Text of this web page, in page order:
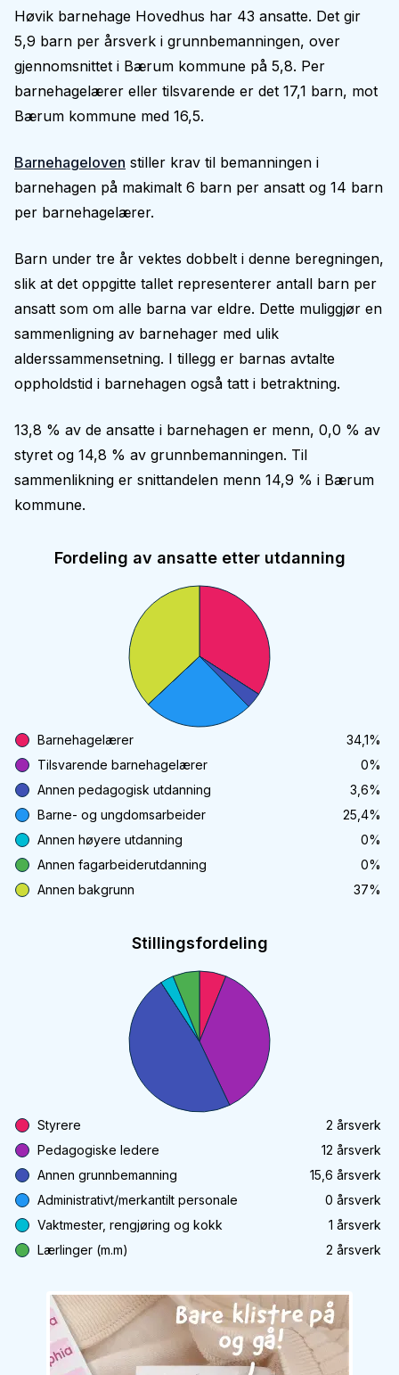
Høvik barnehage Hovedhus har 43 ansatte. Det gir
5,9 barn per årsverk i grunnbemanningen, over
gjennomsnittet i Bærum kommune på 5,8. Per
barnehagelærer eller tilsvarende er det 17,1 barn, mot
Bærum kommune med 16,5.
Barnehageloven stiller krav til bemanningen i
barnehagen på makimalt 6 barn per ansatt og 14 barn
per barnehagelærer.
Barn under tre år vektes dobbelt i denne beregningen,
slik at det oppgitte tallet representerer antall barn per
ansatt som om alle barna var eldre. Dette muliggjør en
sammenligning av barnehager med ulik
alderssammensetning. I tillegg er barnas avtalte
oppholdstid i barnehagen også tatt i betraktning.
13,8 % av de ansatte i barnehagen er menn, 0,0 % av
styret og 14,8 % av grunnbemanningen. Til
sammenlikning er snittandelen menn 14,9 % i Bærum
kommune.
Fordeling av ansatte etter utdanning
Barnehagelærer 34,1%
Tilsvarende barnehagelærer
0%
Annen pedagogisk utdanning
3,6%
Barne- og ungdomsarbeider
25,4%
Annen høyere utdanning
0%
Annen fagarbeiderutdanning
0%
Annen bakgrunn
37%
Stillingsfordeling
Styrere 2 årsverk
Pedagogiske ledere
12 årsverk
Annen grunnbemanning
15,6 årsverk
Administrativt/merkantilt personale
0 årsverk
Vaktmester, rengjøring og kokk
1 årsverk
Lærlinger (m.m)
2 årsverk